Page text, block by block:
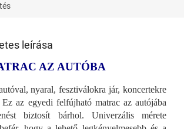
leírása
AZ AUTÓBA
nyaral, fesztiválokra jár, koncertekre
az egyedi felfújható matrac az autójába
biztosít bárhol. Univerzális mérete